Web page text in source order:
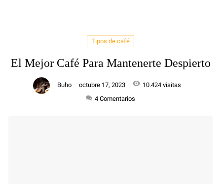
Tipos de café
El Mejor Café Para Mantenerte Despierto
Buho octubre 17, 2023
10.424 visitas
4 Comentarios